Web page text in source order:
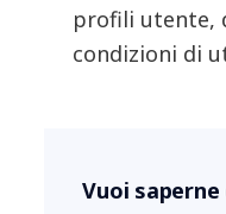
profili utente,
condizioni di
Vuoi saperne